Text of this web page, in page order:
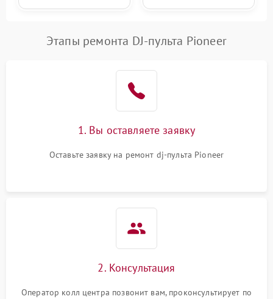
Этапы ремонта DJ-пульта Pioneer
1. Вы оставляете заявку
Оставьте заявку на ремонт dj-пульта Pioneer
2. Консультация
Оператор колл центра позвонит вам, проконсультирует по